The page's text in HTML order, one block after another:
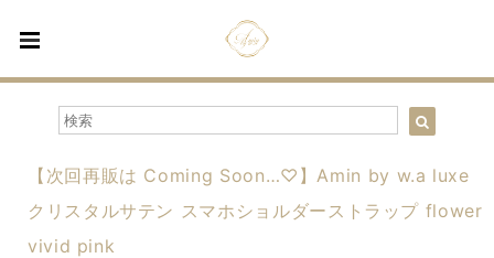
【次回再販は Coming Soon…♡】Amin by w.a luxe
クリスタルサテン スマホショルダーストラップ flower
vivid pink